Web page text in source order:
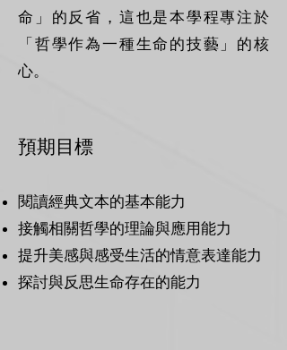
命」的反省，這也是本學程專注於
「哲學作為一種生命的技藝」的核
心。
預期目標
閱讀經典文本的基本能力
接觸相關哲學的理論與應用能力
提升美感與感受生活的情意表達能力
探討與反思生命存在的能力